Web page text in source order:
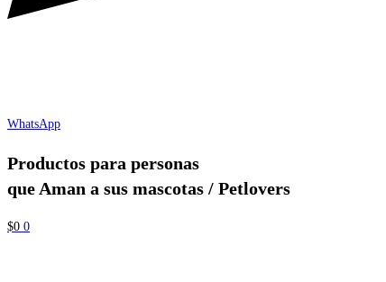
WhatsApp
Productos para personas
que Aman a sus mascotas / Petlovers
$0 0